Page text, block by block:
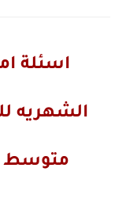
اسئلة
الشهريه
متوسط